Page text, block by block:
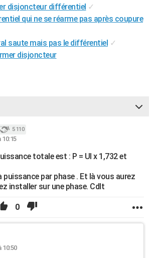
disjoncteur différentiel ✓
qui ne se réarme pas après coupure
saute mais pas le différentiel ✓
disjoncteur
5 110
10:15
totale est : P = UI x 1,732 et
puissance par phase . Et là vous aurez
installer sur une phase. Cdlt
0
10:50